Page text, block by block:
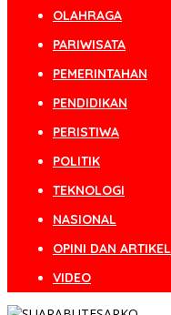
OLAHRAGA
PARIWISATA
PEMERINTAHAN
PENDIDIKAN
PERISTIWA
POLITIK
TEKNOLOGI
NASIONAL
OPINI DAN ARTIKEL
VIDEO